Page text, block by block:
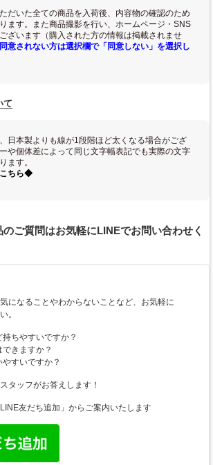
だいた全ての商品を入荷後、内容物の確認のため
ます。また商品撮影を行い、ホームページ・SNS
ざいます（購入された方の情報は掲載されませ
意されない方は選択欄で「同意しない」を選択し
て
日本製よりも線が1段階ほど太くなる場合がござ
や個体差によって同じ文字幅表記でも実際の文字
ます。
ちら◆
ご質問はお気軽にLINEでお問い合わせく
になることやわからないことなど、お気軽に
。
持ちやすいですか？
きますか？
すいですか？
タッフがお答えします！
友だち追加」からご案内いたします